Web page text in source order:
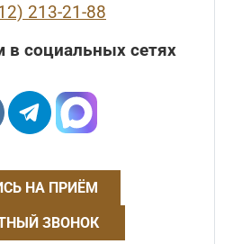
213-21-88
в социальных сетях
НА ПРИЁМ
ЗВОНОК